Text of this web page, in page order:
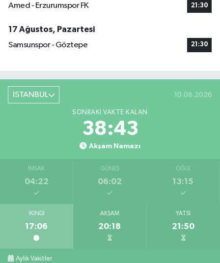
Amed - Erzurumspor FK 21:30
17 Ağustos, Pazartesi
Samsunspor - Göztepe
21:30
İSTANBUL 10.08.2026
SONRAKI VAKTE KALAN
38:42
Akşam Namazı
İMSAK
04:22
GÜNEŞ
06:02
ÖĞLE
13:15
İKINDI
17:06
AKŞAM
20:18
YATSI
21:50
Aylık Vakitler